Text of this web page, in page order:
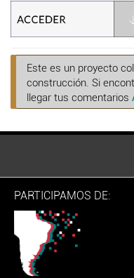
Este es un proyecto
construcción. Si
llegar tus comentarios
PARTICIPAMOS DE: